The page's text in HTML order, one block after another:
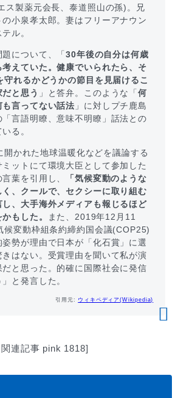
ス製薬元会長、泰道照山の孫)。兄
小泉孝太郎。妻はフリーアナウン
ル。
について、「30年後の自分は何歳
えていた。健康でいられたら、そ
守れるかどうかの節目を見届けるこ
と思う 」と答弁。このような「何
言ってない話法 」に対しプチ鹿島
言語明瞭、意味不明瞭」話法との
る。
かれた地球温暖化などを議論する
ットにて環境大臣として参加した
葉を引用し、
「気候変動のような
、クールで、セクシーに取り組む
、大手海外メディアも報じるほど
もした。
また、2019年12月11
候変動枠組条約締約国会議(COP25)
勢が理由で日本が「化石賞」に選
はない。受賞理由を聞いて私が演
と思った。的確に国際社会に発信
と発言した。
引用元: ウィキペディア(Wikipedia)
連記事 pink 1818]